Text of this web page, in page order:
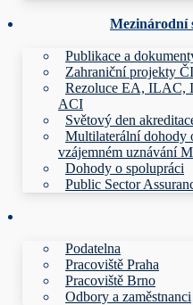
Mezinárodní
Publikace a
Zahraniční projekty
Rezoluce EA, ILAC,
ACI
Světový den
Multilaterální dohody
vzájemném uznávání
Dohody o spolupráci
Public Sector
Podatelna
Pracoviště Praha
Pracoviště Brno
Odbory a zaměstnanci